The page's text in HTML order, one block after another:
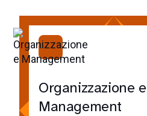
Organizzazione e
Management